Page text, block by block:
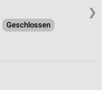
❯
Geschlossen